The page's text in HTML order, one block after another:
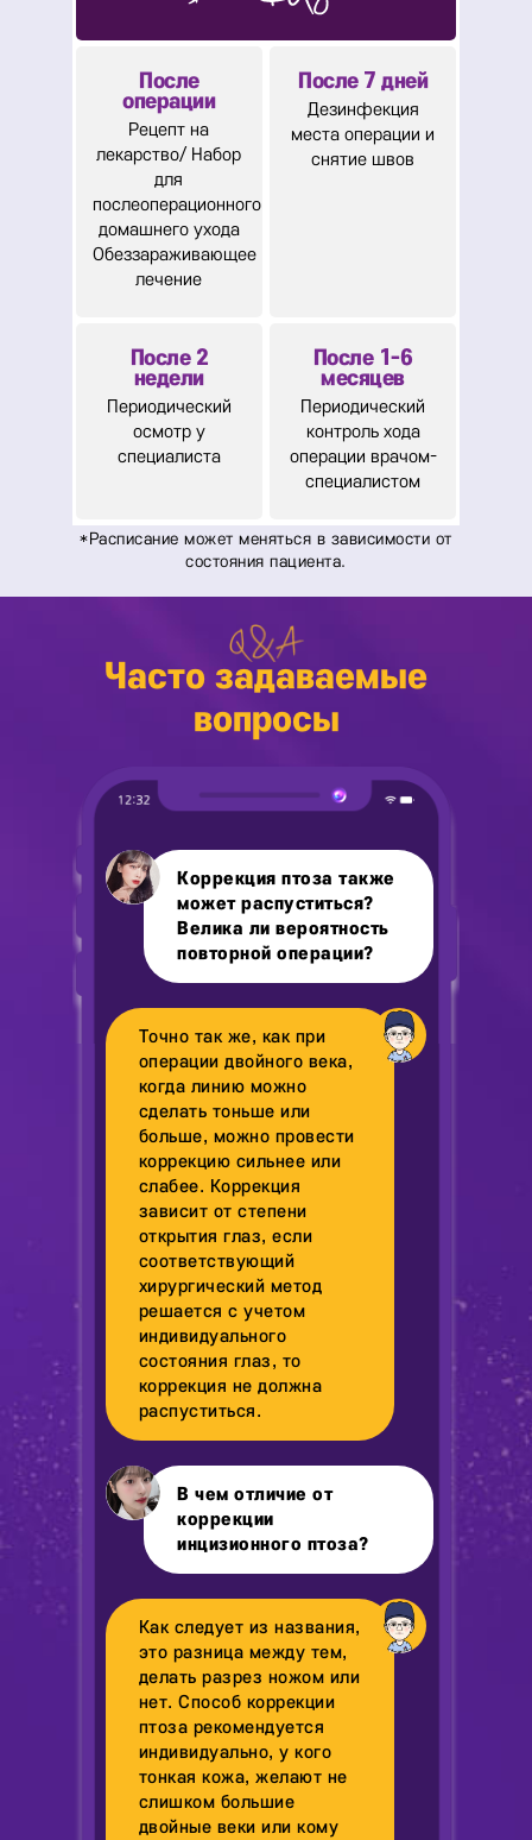
После
операции
Рецепт на
лекарство/ Набор
для
послеоперационного
домашнего ухода
Обеззараживающее
лечение
После 7 дней
Дезинфекция
места операции и
снятие швов
После 2
недели
Периодический
осмотр у
специалиста
После 1-6
месяцев
Периодический
контроль хода
операции врачом-
специалистом
Часто задаваемые
вопросы
Коррекция птоза также
может распуститься?
Велика ли вероятность
повторной операции?
Точно так же, как при
операции двойного века,
когда линию можно
сделать тоньше или
больше, можно провести
коррекцию сильнее или
слабее. Коррекция
зависит от степени
открытия глаз, если
соответствующий
хирургический метод
решается с учетом
индивидуального
состояния глаз, то
коррекция не должна
распуститься.
В чем отличие от
коррекции
инцизионного птоза?
Как следует из названия,
это разница между тем,
делать разрез ножом или
нет. Способ коррекции
птоза рекомендуется
индивидуально, у кого
тонкая кожа, желают не
слишком большие
двойные веки или кому